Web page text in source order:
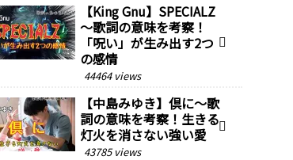
【King Gnu】SPECIALZ
～歌詞の意味を考察！
「呪い」が生み出す2つ
の感情
44464 views
【中島みゆき】倶に～歌
詞の意味を考察！生きる
灯火を消さない強い愛
43785 views